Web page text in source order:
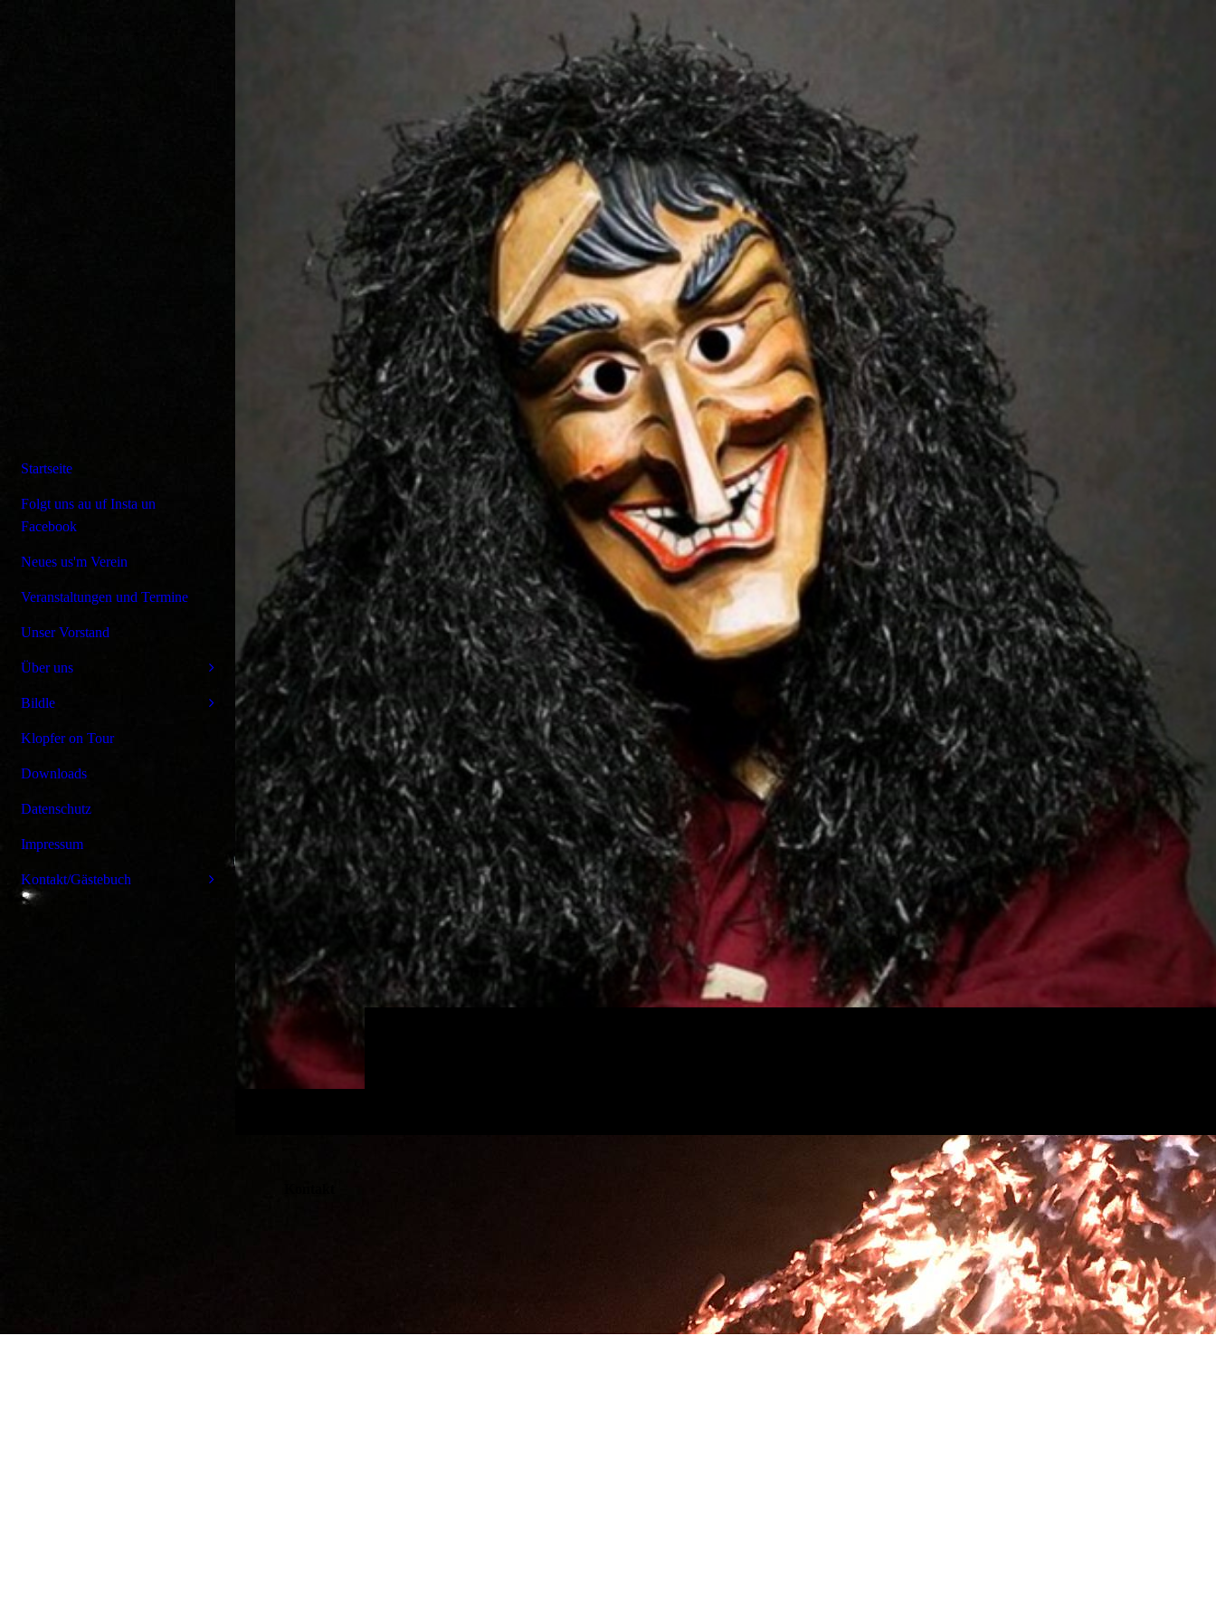
Startseite
Folgt uns au uf Insta un
Facebook
Neues us'm Verein
Veranstaltungen und Termine
Unser Vorstand
Über uns
Bildle
Klopfer on Tour
Downloads
Datenschutz
Impressum
Kontakt/Gästebuch